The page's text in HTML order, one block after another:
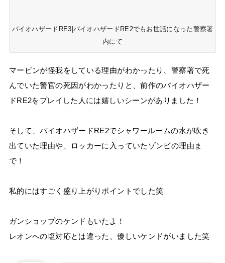
バイオハザードRE3|バイオハザードRE2でもお世話になった警察署
内にて
マービンが怪我をしている理由がわかったり、警察署で死
んでいた警官の死因がわかったりと、前作のバイオハザー
ドRE2をプレイした人には嬉しいシーンがありました！
そして、バイオハザードRE2でシャワールームの水が吹き
出ていた理由や、ロッカーに入っていたゾンビの理由ま
で！
私的にはすごく盛り上がりポイントでした笑
ガンショップのケンドもいたよ！
レオンへの塩対応とは違った、優しいケンドがいました笑